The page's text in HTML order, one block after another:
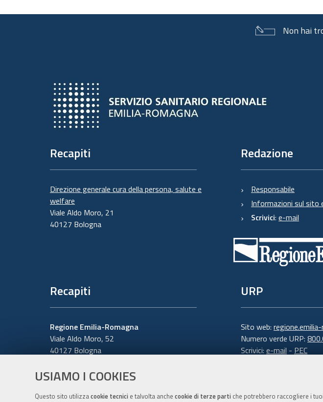
USIAMO I COOKIES
Questo sito utilizzacookie tecnici e talvolta anche cookie di terze parti che potrebbero raccogliere i
Non hai
Recapiti
Direzione generale cura della persona, salute e
welfare
Viale Aldo Moro, 21
40127 Bologna
Redazione
Responsabile
Informazioni sul sito
Scrivici: e-mail
Recapiti
Regione Emilia-Romagna
Viale Aldo Moro, 52
40127 Bologna
Cerca telefoni o indirizzi
URP
Sito web:
Numero verde URP:
Scrivici: e-mail - PEC